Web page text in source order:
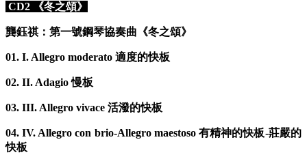
CD2 《冬之頌》
龔鈺祺：第一號鋼琴協奏曲《冬之頌》
01. I. Allegro moderato 適度的快板
02. II. Adagio 慢板
03. III. Allegro vivace 活潑的快板
04. IV. Allegro con brio-Allegro maestoso 有精神的快板-莊嚴的
快板